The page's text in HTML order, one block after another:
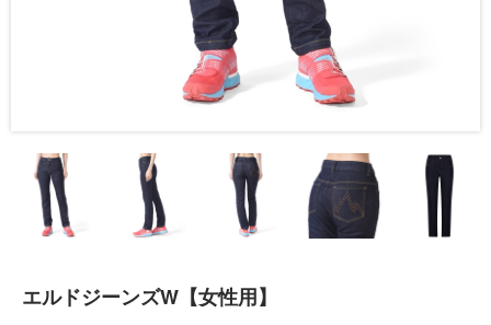
エルドジーンズW【女性用】